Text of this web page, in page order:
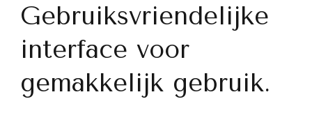
Gebruiksvriendelijke
interface voor
gemakkelijk gebruik.